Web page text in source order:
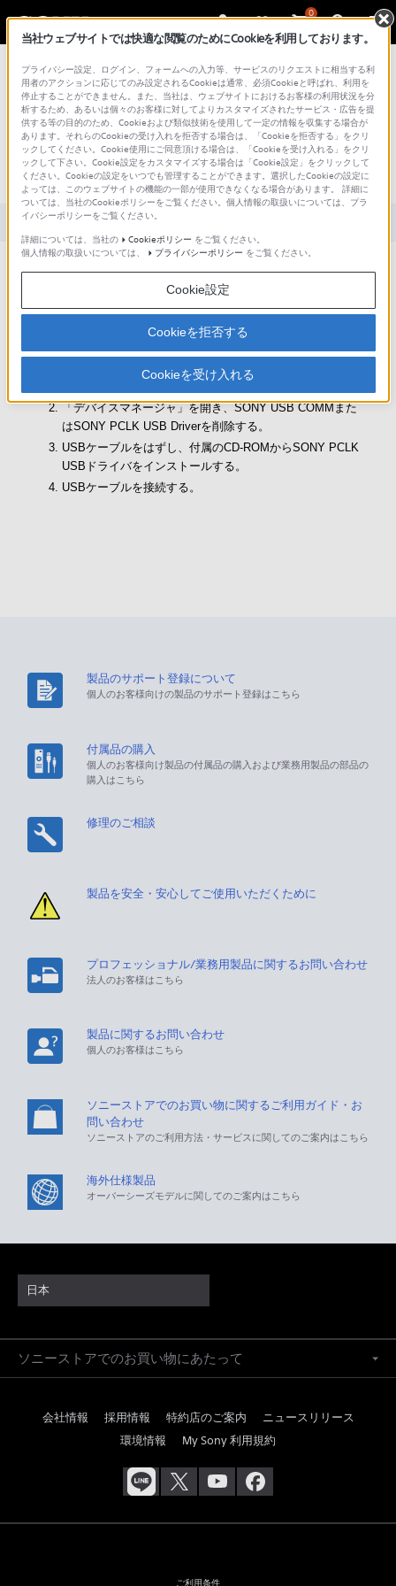
0
総合サポート・お問い合わせ
文書番号 : S1110278004241 / 最終更新日 : 2025/03/11
M-Crewが起動しません。
本機の電源が切れているときは起動できません。本機の電源を
SONY PCLK USBドライバが正しくインストールされていない
以下の手順で再インストールしてください。
「デバイスマネージャ」を開き、SONY USB COMMまた
はSONY PCLK USB Driverを削除する。
USBケーブルをはずし、付属のCD-ROMからSONY PCLK
USBドライバをインストールする。
USBケーブルを接続する。
製品のサポート登録について
個人のお客様向けの製品のサポート登録はこちら
付属品の購入
個人のお客様向け製品の付属品の購入および業務用製品の部品の
購入はこちら
修理のご相談
製品を安全・安心してご使用いただくために
プロフェッショナル/業務用製品に関するお問い合わせ
法人のお客様はこちら
製品に関するお問い合わせ
個人のお客様はこちら
ソニーストアでのお買い物に関するご利用ガイド・お
問い合わせ
ソニーストアのご利用方法・サービスに関してのご案内はこちら
海外仕様製品
オーバーシーズモデルに関してのご案内はこちら
日本
ソニーストアでのお買い物にあたって
会社情報 採用情報 特約店のご案内
ニュースリリース
環境情報
My Sony 利用規約
ご利用条件
当社ウェブサイトでは快適な閲覧のためにCookieを利用しております。
プライバシー設定、ログイン、フォームへの入力等、サービスのリクエストに相当する利
用者のアクションに応じてのみ設定されるCookieは通常、必須Cookieと呼ばれ、利用を
停止することができません。また、当社は、ウェブサイトにおけるお客様の利用状況を分
析するため、あるいは個々のお客様に対してよりカスタマイズされたサービス・広告を提
供する等の目的のため、Cookieおよび類似技術を使用して一定の情報を収集する場合が
あります。それらのCookieの受け入れを拒否する場合は、「Cookieを拒否する」をクリ
ックしてください。Cookie使用にご同意頂ける場合は、「Cookieを受け入れる」をクリ
ックして下さい。Cookie設定をカスタマイズする場合は「Cookie設定」をクリックして
ください。Cookieの設定をいつでも管理することができます。選択したCookieの設定に
よっては、このウェブサイトの機能の一部が使用できなくなる場合があります。 詳細に
ついては、当社のCookieポリシーをご覧ください。個人情報の取扱いについては、プラ
イバシーポリシーをご覧ください。
詳細については、当社の
Cookieポリシー をご覧ください。
個人情報の取扱いについては、
プライバシーポリシー をご覧ください。
Cookie設定
Cookieを拒否する
Cookieを受け入れる